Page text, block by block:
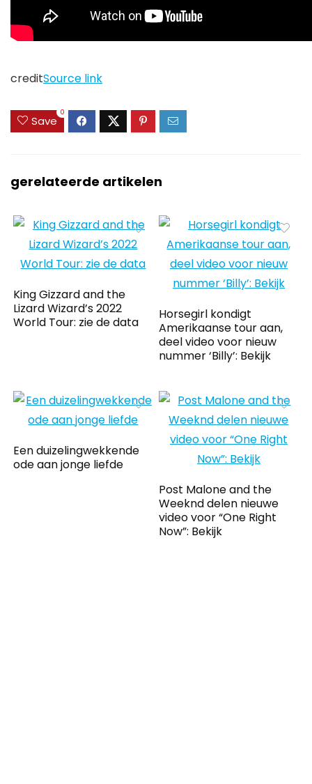
creditSource link
Save
0
gerelateerde artikelen
King Gizzard and the
Lizard Wizard’s 2022
World Tour: zie de data
Horsegirl kondigt
Amerikaanse tour aan,
deel video voor nieuw
nummer ‘Billy’: Bekijk
Een duizelingwekkende
ode aan jonge liefde
Post Malone and the
Weeknd delen nieuwe
video voor “One Right
Now”: Bekijk